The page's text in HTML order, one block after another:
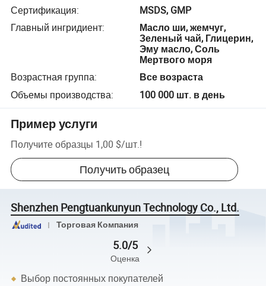
Сертификация:
MSDS, GMP
Главный ингридиент:
Масло ши, жемчуг,
Зеленый чай, Глицерин,
Эму масло, Соль
Мертвого моря
Возрастная группа:
Все возраста
Объемы производства: 100 000 шт. в день
Пример услуги
Получите образцы 1,00 $/шт.!
Получить образец
Shenzhen Pengtuankunyun Technology Co., Ltd.
Торговая Компания
5.0/5
Оценка
Выбор постоянных покупателей